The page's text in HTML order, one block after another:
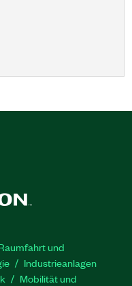
und
Industrieanlagen
Mobilität und